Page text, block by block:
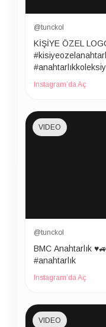
@tunckol
KİŞİYE ÖZEL
Instagram’da Aç
VIDEO
@tunckol
BMC Anahtarlık ♥️🚙📦 #bmcanahtarlik
#anahtarlık
Instagram’da Aç
VIDEO